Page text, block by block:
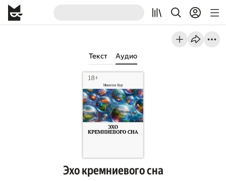
Текст Аудио
Эхо кремниевого сна